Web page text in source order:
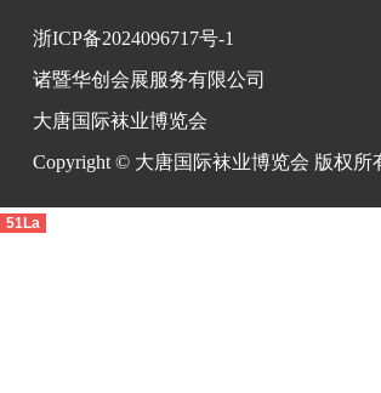
浙ICP备2024096717号-1
诸暨华创会展服务有限公司
大唐国际袜业博览会
Copyright © 大唐国际袜业博览会 版权所
51La